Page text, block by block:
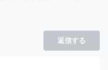
返信する